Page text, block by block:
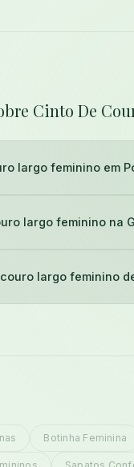
Cinto De
largo feminino em
largo feminino na
largo feminino
Botinha Feminina